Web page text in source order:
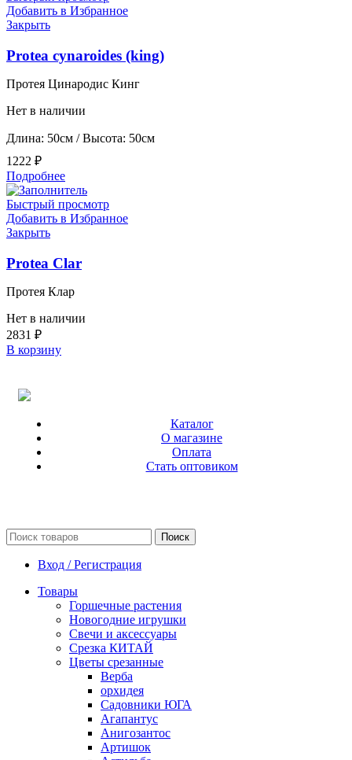
Добавить в Избранное
Закрыть
Protea cynaroides (king)
Протея Цинародис Кинг
Нет в наличии
Длина: 50см / Высота: 50см
1222 ₽
Подробнее
Быстрый просмотр
Добавить в Избранное
Закрыть
Protea Clar
Протея Клар
Нет в наличии
2831 ₽
В корзину
Каталог
О магазине
Оплата
Стать оптовиком
Поиск
Вход / Регистрация
Товары
Горшечные растения
Новогодние игрушки
Свечи и аксессуары
Срезка КИТАЙ
Цветы срезанные
Верба
орхидея
Садовники ЮГА
Агапантус
Анигозантос
Артишок